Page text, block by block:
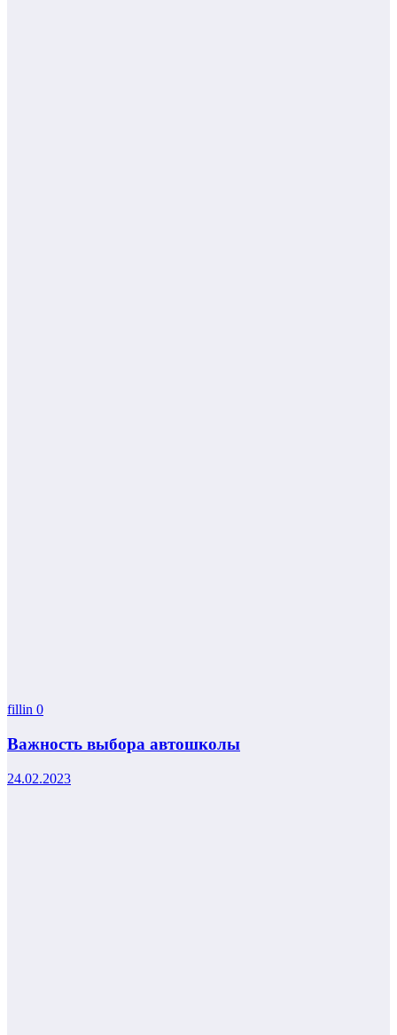
fillin 0
Важность выбора автошколы
24.02.2023